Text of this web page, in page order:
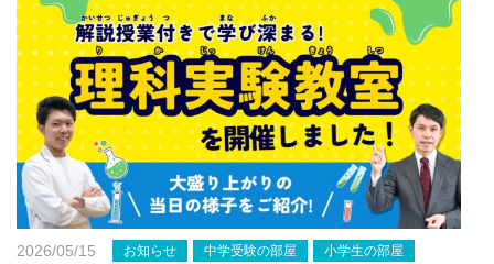
2026/05/15 お知らせ 中学受験の部屋 小学生の部屋